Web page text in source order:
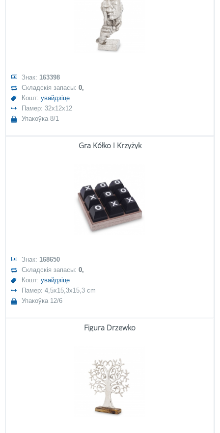
Знак: 163398
Складскія запасы:0,
Кошт:увайдзіце
Памер: 32x12x12
Упакоўка 8/1
Gra Kółko I Krzyżyk
Знак: 168650
Складскія запасы:0,
Кошт:увайдзіце
Памер: 4,5x15,3x15,3 cm
Упакоўка 12/6
Figura Drzewko